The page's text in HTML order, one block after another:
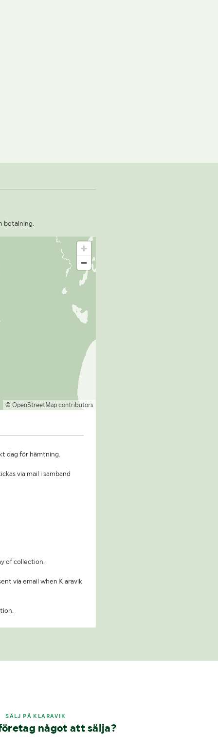
betalning.
© OpenStreetMap contributors
dag för hämtning.
via mail i samband
of collection.
via email when Klaravik
SÄLJ PÅ KLARAVIK
något att sälja?